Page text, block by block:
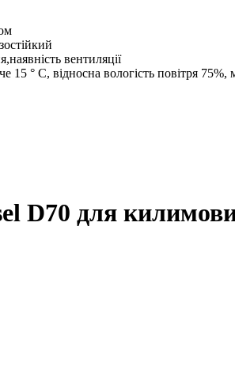
вентиляції
15 ° С, відносна вологість повітря 75%,
D70 для